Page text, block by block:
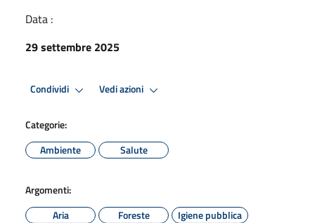
Data :
29 settembre 2025
Condividi Vedi azioni
Categorie:
Ambiente
Salute
Argomenti:
Aria
Foreste
Igiene pubblica